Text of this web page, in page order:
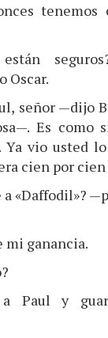
tenemos
Oscar.
señor —dijo
Es como
vio usted
cien por
«Daffodil»?
mi ganancia.
Paul y